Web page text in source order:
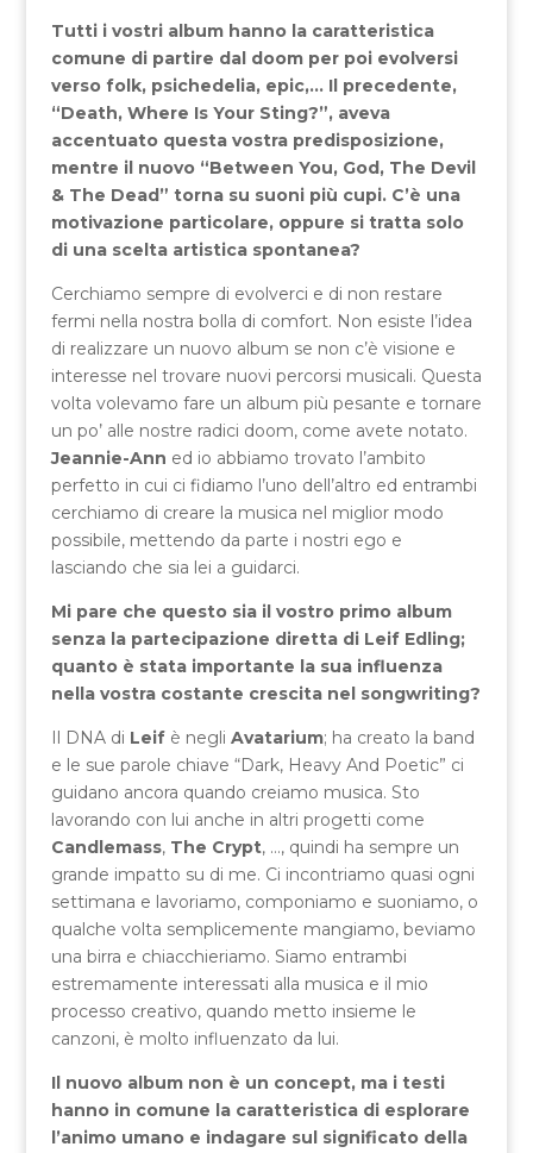
Tutti i vostri album hanno la caratteristica
comune di partire dal doom per poi evolversi
verso folk, psichedelia, epic,… Il precedente,
“Death, Where Is Your Sting?”, aveva
accentuato questa vostra predisposizione,
mentre il nuovo “Between You, God, The Devil
& The Dead” torna su suoni più cupi. C’è una
motivazione particolare, oppure si tratta solo
di una scelta artistica spontanea?
Cerchiamo sempre di evolverci e di non restare
fermi nella nostra bolla di comfort. Non esiste l’idea
di realizzare un nuovo album se non c’è visione e
interesse nel trovare nuovi percorsi musicali. Questa
volta volevamo fare un album più pesante e tornare
un po’ alle nostre radici doom, come avete notato.
Jeannie-Ann ed io abbiamo trovato l’ambito
perfetto in cui ci fidiamo l’uno dell’altro ed entrambi
cerchiamo di creare la musica nel miglior modo
possibile, mettendo da parte i nostri ego e
lasciando che sia lei a guidarci.
Mi pare che questo sia il vostro primo album
senza la partecipazione diretta di Leif Edling;
quanto è stata importante la sua influenza
nella vostra costante crescita nel songwriting?
Il DNA di Leifè negli Avatarium; ha creato la band
e le sue parole chiave “Dark, Heavy And Poetic” ci
guidano ancora quando creiamo musica. Sto
lavorando con lui anche in altri progetti come
Candlemass, The Crypt, …, quindi ha sempre un
grande impatto su di me. Ci incontriamo quasi ogni
settimana e lavoriamo, componiamo e suoniamo, o
qualche volta semplicemente mangiamo, beviamo
una birra e chiacchieriamo. Siamo entrambi
estremamente interessati alla musica e il mio
processo creativo, quando metto insieme le
canzoni, è molto influenzato da lui.
Il nuovo album non è un concept, ma i testi
hanno in comune la caratteristica di esplorare
l’animo umano e indagare sul significato della